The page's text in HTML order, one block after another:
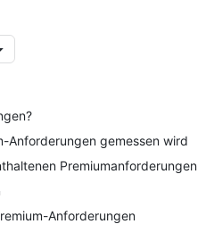
Anforderungen gemessen wird
Premiumanforderungen
Anforderungen